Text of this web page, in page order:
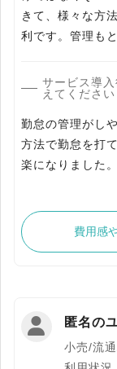
きて、様々な方
利です。管理も
サービス導
えてください
勤怠の管理がし
方法で勤怠を打
楽になりました。
費用感
匿名の
小売/流